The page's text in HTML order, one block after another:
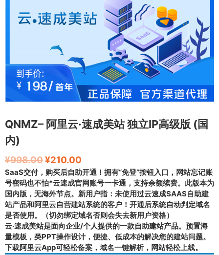
QNMZ– 阿里云·速成美站 独立IP高级版 (国
内)
¥998.00¥210.00
SaaS交付，购买后自助开通！拥有“免登”按钮入口，网站忘记账
号密码也不怕*云速成官网账号一卡通，支持余额续费。此版本为
国内版，无海外节点。新用户指：未使用过云速成SAAS自助建
站产品和阿里云自营建站系统的客户！开通后系统自动判定域名
是否使用。（切勿绑定域名否则会失去新用户资格）
云·速成美站是面向企业/个人提供的一款自助建站产品。预置海
量模板，类PPT操作设计，便捷、低成本的解决您的建站问题。
下载阿里云App可轻松备案，域名一键解析，网站轻松上线。